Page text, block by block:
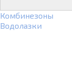
Комбинезоны
Водолазки